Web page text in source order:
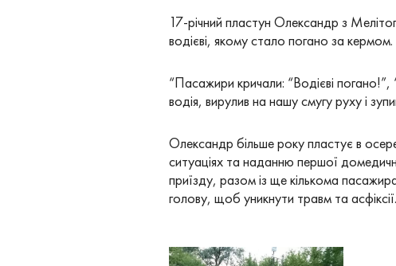
17-річний пластун Олександр з
водієві, якому стало погано за
“Пасажири кричали: “Водієві
водія, вирулив на нашу смугу руху і
Олександр більше року пластує в
ситуаціях та наданню першої
приїзду, разом із ще кількома
голову, щоб уникнути травм та